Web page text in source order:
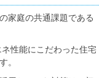
家庭の共通課題である
性能にこだわった住宅
。